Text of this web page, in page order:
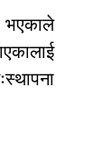
भएकाले